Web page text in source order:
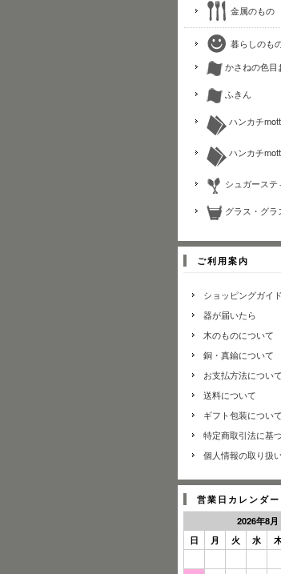
金属のもの
暮らしのも
かさねの色目
ふきん
ハンカチ
ハンカチ
シュガーステ
グラス・グ
ご利用案内
ショッピングガイド
器が届いたら
木のものについて
銅・真鍮について
お支払方法について
送料について
ギフト包装について
特定商取引法に基
個人情報の取り扱
営業日カレンダー
2026年8月
日
月 火 水